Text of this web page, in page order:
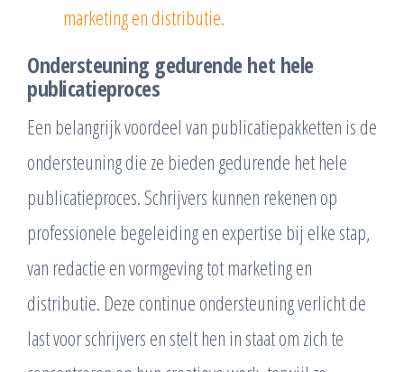
marketing en distributie.
Ondersteuning gedurende het hele
publicatieproces
Een belangrijk voordeel van publicatiepakketten is de
ondersteuning die ze bieden gedurende het hele
publicatieproces. Schrijvers kunnen rekenen op
professionele begeleiding en expertise bij elke stap,
van redactie en vormgeving tot marketing en
distributie. Deze continue ondersteuning verlicht de
last voor schrijvers en stelt hen in staat om zich te